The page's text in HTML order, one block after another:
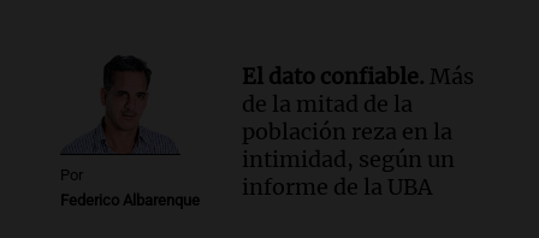
Club por los criaderos de perros
Noticias Rosario
Episodios
Audio.Trump acusa a México de
perjudicar la economía estadounidense
y defiende sus aranceles
Por
Federico Albarenque
El dato confiable. Más
de la mitad de la
población reza en la
intimidad, según un
informe de la UBA